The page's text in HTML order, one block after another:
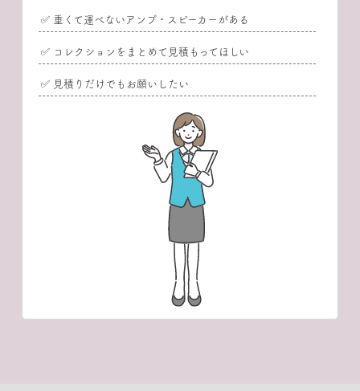
✅ 重くて運べないアンプ・スピーカーがある
✅ コレクションをまとめて見積もってほしい
✅ 見積りだけでもお願いしたい